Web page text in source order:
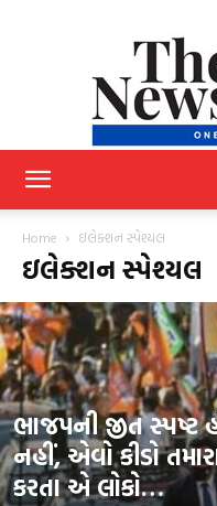
Home ઇલેક્શન સ્પેશ્યલ
ઇલેક્શન સ્પેશ્યલ
ભાજપની જીત સ્પષ્ટ
નહીં, એવો કીડો
કરતા એ લોકો…